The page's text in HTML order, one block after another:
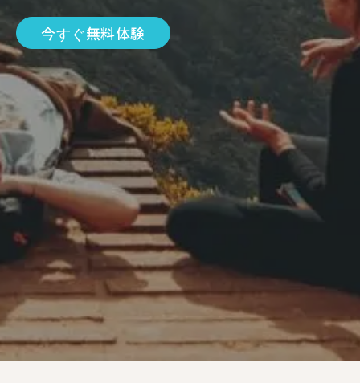
今すぐ無料体験